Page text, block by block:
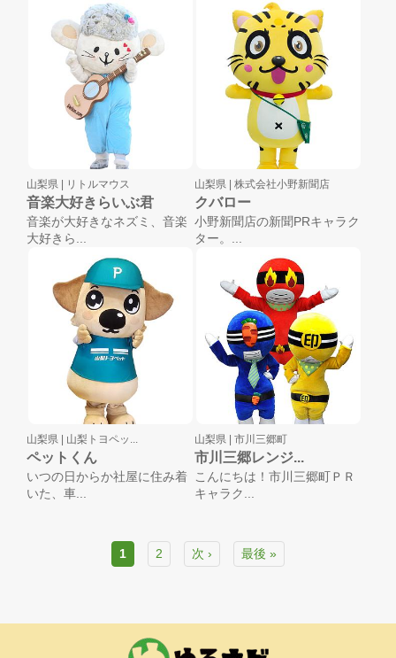
山梨県 | リトルマウス
音楽大好きらいぶ君
音楽が大好きなネズミ、音楽
大好きら...
山梨県 | 株式会社小野新聞店
クバロー
小野新聞店の新聞PRキャラク
ター。...
山梨県 | 山梨トヨペッ...
ペットくん
いつの日からか社屋に住み着
いた、車...
山梨県 | 市川三郷町
市川三郷レンジ...
こんにちは！市川三郷町ＰＲ
キャラク...
1 2 次 › 最後 »